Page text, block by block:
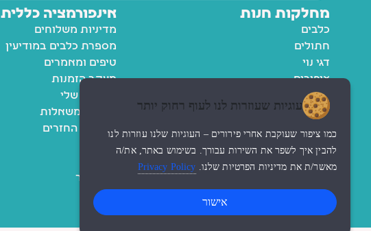
מחלקות חנות
כלבים
חתולים
דגי נוי
ציפורים
מכרסמים
אינפורמציה כללית
מדיניות משלוחים
מספרת כלבים במודיעין
טיפים ומאמרים
מעקב הזמנות
החשבון שלי
רשימת משאלות
מדיניות החזרים
תקנון
צור קשר
עוגיות שעוזרות לנו לעוף רחוק יותר
כמו ציפור שעוקבת אחרי פירורים – העוגיות שלנו עוזרות לנו
להבין איך לשפר את השירות עבורך. בשימוש באתר, את/ה
מאשר/ת את מדיניות הפרטיות שלנו. Privacy Policy
אישור